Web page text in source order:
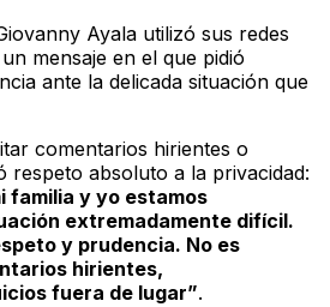
Ayala utilizó sus redes
mensaje en el que pidió
ante la delicada situación que
comentarios hirientes o
respeto absoluto a la privacidad:
familia y yo estamos
extremadamente difícil.
y prudencia. No es
hirientes,
fuera de lugar”.